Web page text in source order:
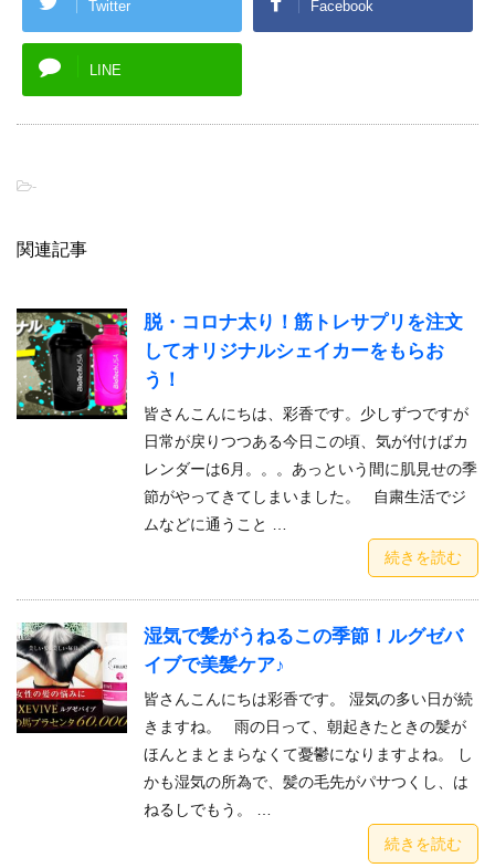
Twitter Facebook
LINE
-
関連記事
脱・コロナ太り！筋トレサプリを注文
してオリジナルシェイカーをもらお
う！
皆さんこんにちは、彩香です。少しずつですが
日常が戻りつつある今日この頃、気が付けばカ
レンダーは6月。。。あっという間に肌見せの季
節がやってきてしまいました。 自粛生活でジ
ムなどに通うこと …
続きを読む
湿気で髪がうねるこの季節！ルグゼバ
イブで美髪ケア♪
皆さんこんにちは彩香です。 湿気の多い日が続
きますね。 雨の日って、朝起きたときの髪が
ほんとまとまらなくて憂鬱になりますよね。 し
かも湿気の所為で、髪の毛先がパサつくし、は
ねるしでもう。 …
続きを読む